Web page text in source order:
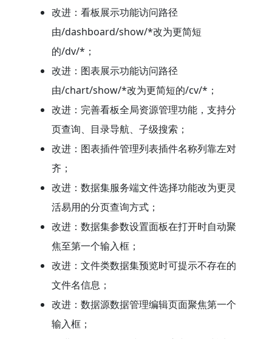
改进：看板展示功能访问路径
由/dashboard/show/*改为更简短
的/dv/*；
改进：图表展示功能访问路径
由/chart/show/*改为更简短的/cv/*；
改进：完善看板全局资源管理功能，支持分
页查询、目录导航、子级搜索；
改进：图表插件管理列表插件名称列靠左对
齐；
改进：数据集服务端文件选择功能改为更灵
活易用的分页查询方式；
改进：数据集参数设置面板在打开时自动聚
焦至第一个输入框；
改进：文件类数据集预览时可提示不存在的
文件名信息；
改进：数据源数据管理编辑页面聚焦第一个
输入框；